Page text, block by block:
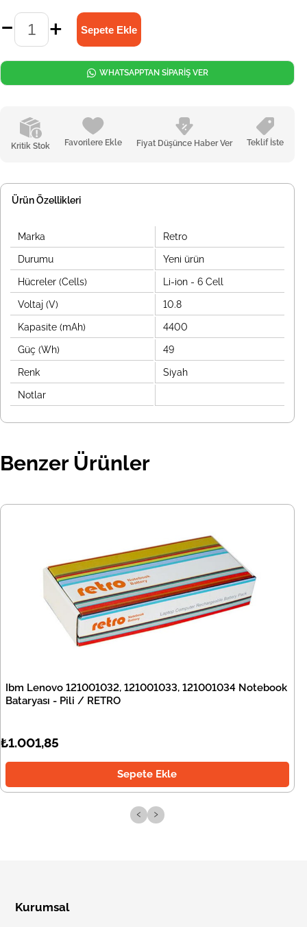
Kritik Stok Favorilere Ekle Fiyat Düşünce Haber Ver Teklif İste
WHATSAPPTAN SİPARİŞ VER
Ürün Özellikleri
Marka Retro
Durumu Yeni ürün
Hücreler (Cells) Li-ion - 6 Cell
Voltaj (V) 10.8
Kapasite (mAh) 4400
Güç (Wh) 49
Renk Siyah
Notlar
Benzer Ürünler
Ibm Lenovo 121001032, 121001033, 121001034 Notebook
Bataryası - Pili / RETRO
₺1.001,85
Sepete Ekle
‹ ›
Kurumsal